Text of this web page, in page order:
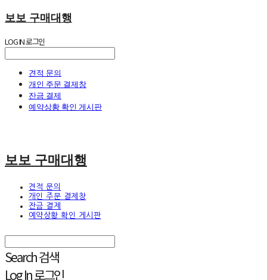
보보 구매대행
LOG IN로그인
견적 문의
개인 주문 결제창
잔금 결제
예약상황 확인 게시판
보보 구매대행
견적 문의
개인 주문 결제창
잔금 결제
예약상황 확인 게시판
Search검색
Log In로그인